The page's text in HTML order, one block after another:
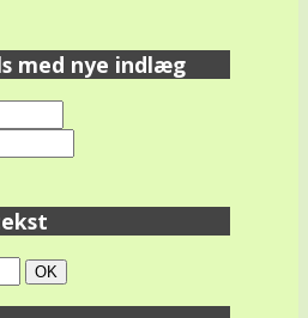
med nye indlæg
Søg
OK